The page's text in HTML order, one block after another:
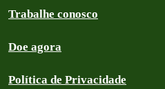
Trabalhe conosco
Doe agora
Política de Privacidade